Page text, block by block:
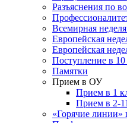
Разъяснения по
Всемирная
Европейская
Европейская
Поступление в 10
Памятки
Прием в ОУ
Прием в 1
Прием в 2-
«Горячие линии»